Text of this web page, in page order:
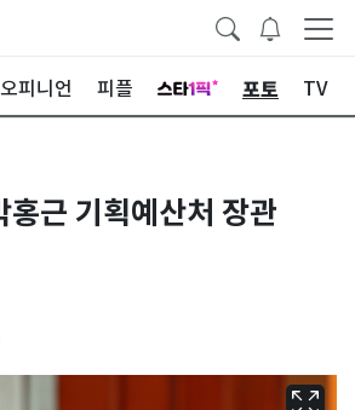
오피니언 피플 포토 TV
홍근 기획예산처 장관